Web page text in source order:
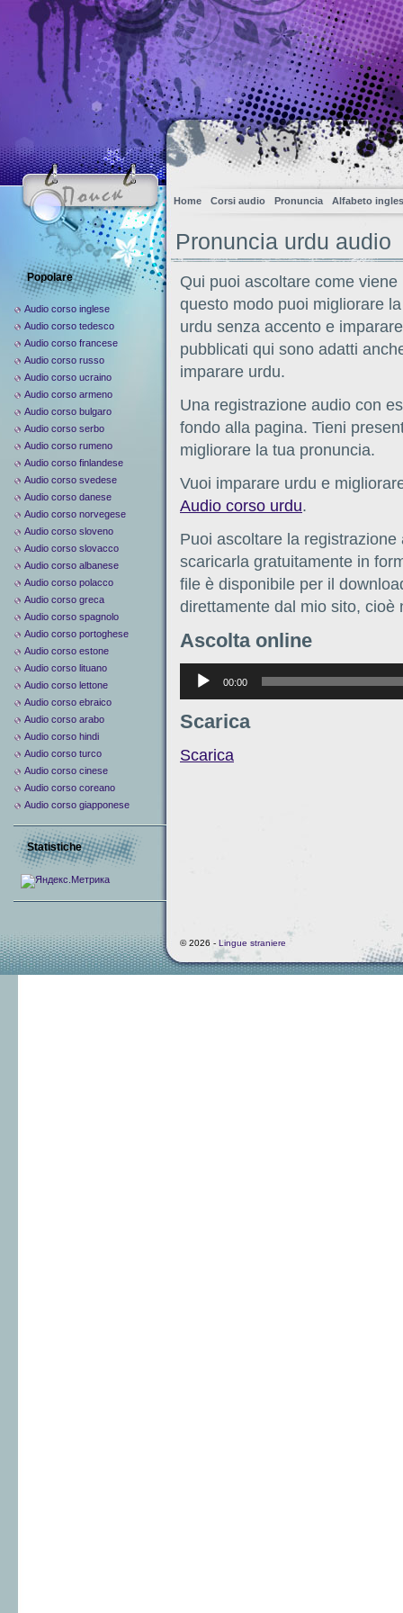
Home Corsi audio Pronuncia Alfabeto
Pronuncia urdu audio
Qui puoi ascoltare come
questo modo puoi migliorare
urdu senza accento e
pubblicati qui sono adatti
imparare urdu.
Una registrazione audio con
fondo alla pagina. Tieni
migliorare la tua pronuncia.
Vuoi imparare urdu e
Audio corso urdu.
Puoi ascoltare la
scaricarla gratuitamente in
file è disponibile per il
direttamente dal mio sito, cioè
Ascolta online
Аудиоплеер
00:00
Scarica
Scarica
Popolare
Audio corso inglese
Audio corso tedesco
Audio corso francese
Audio corso russo
Audio corso ucraino
Audio corso armeno
Audio corso bulgaro
Audio corso serbo
Audio corso rumeno
Audio corso finlandese
Audio corso svedese
Audio corso danese
Audio corso norvegese
Audio corso sloveno
Audio corso slovacco
Audio corso albanese
Audio corso polacco
Audio corso greca
Audio corso spagnolo
Audio corso portoghese
Audio corso estone
Audio corso lituano
Audio corso lettone
Audio corso ebraico
Audio corso arabo
Audio corso hindi
Audio corso turco
Audio corso cinese
Audio corso coreano
Audio corso giapponese
Statistiche
© 2026 - Lingue straniere